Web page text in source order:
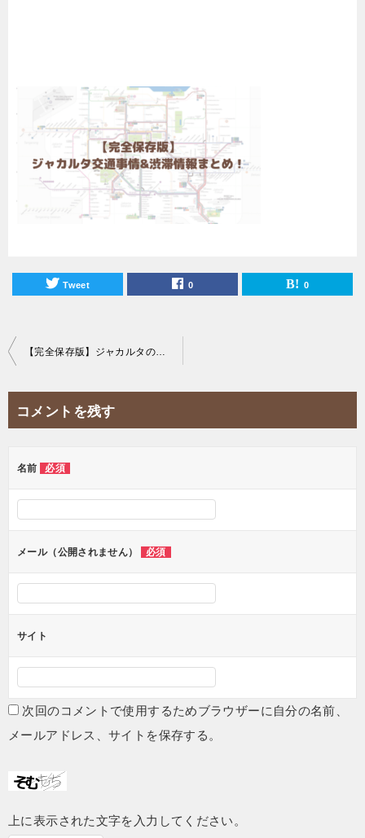
Tweet 0 0
投
ー
ョ
【完全保存版】ジャカルタの交通事情&渋滞情報まとめ！
コメントを残す
名前 必須
メール（公開されません） 必須
サイト
次回のコメントで使用するためブラウザーに自分の名前、
メールアドレス、サイトを保存する。
上に表示された文字を入力してください。